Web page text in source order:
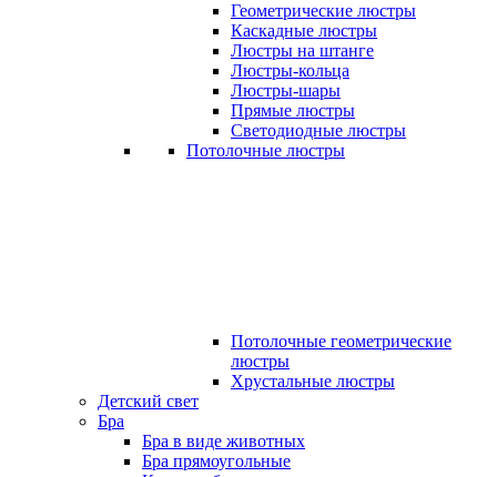
Геометрические люстры
Каскадные люстры
Люстры на штанге
Люстры-кольца
Люстры-шары
Прямые люстры
Светодиодные люстры
Потолочные люстры
Потолочные геометрические
люстры
Хрустальные люстры
Детский свет
Бра
Бра в виде животных
Бра прямоугольные